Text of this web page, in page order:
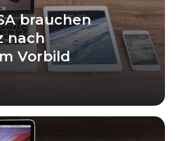
brauchen
nach
Vorbild